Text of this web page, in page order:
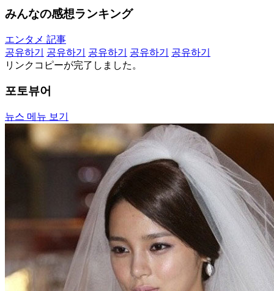
みんなの感想ランキング
エンタメ 記事
공유하기
공유하기 공유하기 공유하기
공유하기
リンクコピーが完了しました。
포토뷰어
뉴스 메뉴 보기